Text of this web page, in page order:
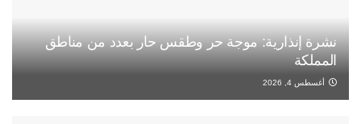
نشرة إنذارية: موجة حر وطقس حار بعدد من مناطق
المملكة
أغسطس 4, 2026